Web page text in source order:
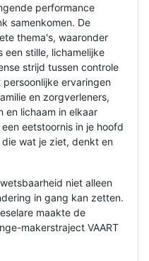
performance
samenkomen. De
thema's, waaronder
stille, lichamelijke
strijd tussen controle
ervaringen
en zorgverleners,
en lichaam in elkaar
eetstoornis in je hoofd
wat je ziet, denkt en
niet alleen
in gang kan zetten.
maakte de
makerstraject VAART